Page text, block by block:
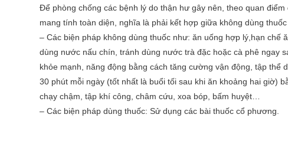
Để phòng chống các bệnh lý do thận hư gây nên, theo quan
mang tính toàn diện, nghĩa là phải kết hợp giữa không dùng thuốc
– Các biện pháp không dùng thuốc như: ăn uống hợp lý,hạn
dùng nước nấu chín, tránh dùng nước trà đặc hoặc cà phê ngay
khỏe mạnh, năng động bằng cách tăng cường vận động, tập
30 phút mỗi ngày (tốt nhất là buổi tối sau khi ăn khoảng hai giờ)
chạy chậm, tập khí công, châm cứu, xoa bóp, bấm huyệt…
– Các biện pháp dùng thuốc: Sử dụng các bài thuốc cổ phương.